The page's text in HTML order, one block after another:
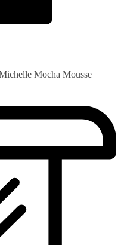
Mocha Mousse